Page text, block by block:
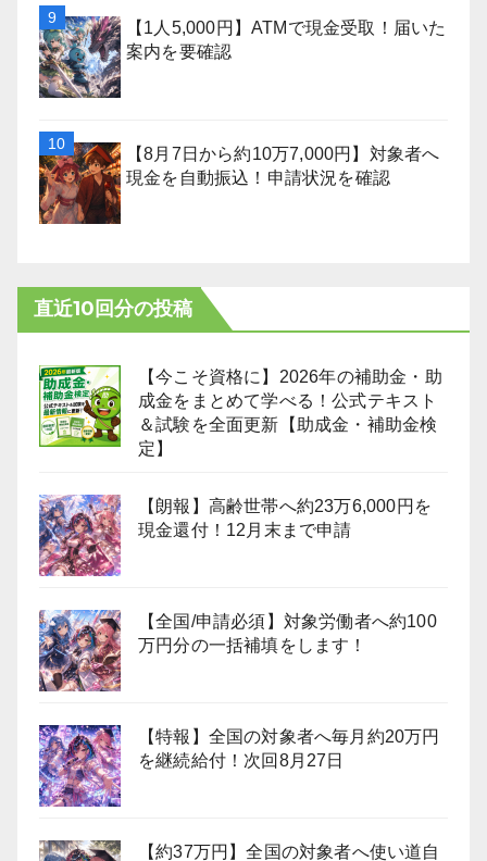
【1人5,000円】ATMで現金受取！届いた
案内を要確認
【8月7日から約10万7,000円】対象者へ
現金を自動振込！申請状況を確認
直近10回分の投稿
【今こそ資格に】2026年の補助金・助
成金をまとめて学べる！公式テキスト
＆試験を全面更新【助成金・補助金検
定】
【朗報】高齢世帯へ約23万6,000円を
現金還付！12月末まで申請
【全国/申請必須】対象労働者へ約100
万円分の一括補填をします！
【特報】全国の対象者へ毎月約20万円
を継続給付！次回8月27日
【約37万円】全国の対象者へ使い道自